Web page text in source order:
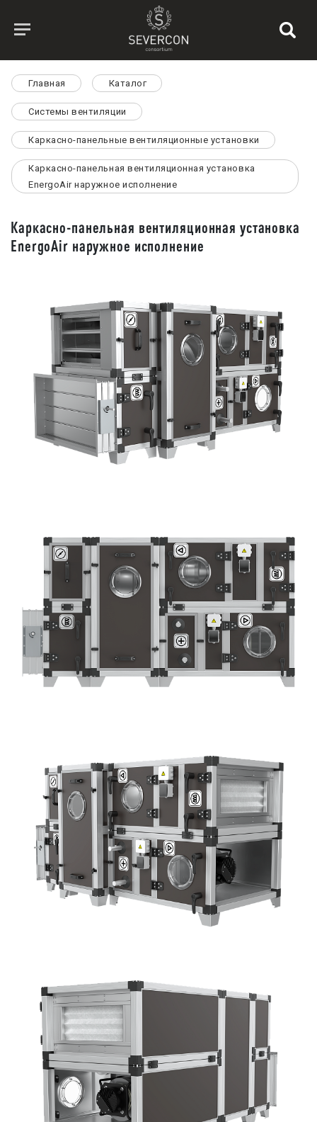
Главная Каталог
Системы вентиляции
Каркасно-панельные вентиляционные установки
Каркасно-панельная вентиляционная установка
EnergoAir наружное исполнение
Каркасно-панельная вентиляционная установка
EnergoAir наружное исполнение